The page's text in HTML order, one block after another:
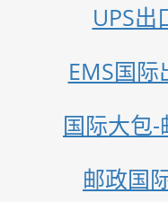
UPS出
EMS国
国际大包
邮政国